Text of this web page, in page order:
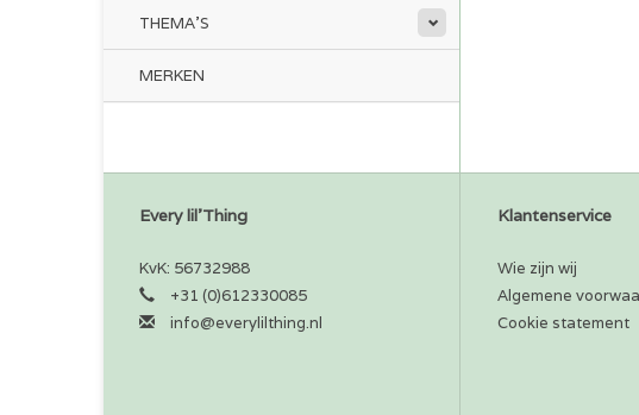
THEMA'S
MERKEN
Every lil'Thing
KvK: 56732988
+31 (0)612330085
info@everylilthing.nl
Klantenservice
Wie zijn wij
Algemene
Cookie statement